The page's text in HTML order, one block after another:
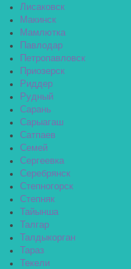
Лисаковск
Макинск
Мамлютка
Павлодар
Петропавловск
Приозерск
Риддер
Рудный
Сарань
Сарыагаш
Сатпаев
Семей
Сергеевка
Серебрянск
Степногорск
Степняк
Тайынша
Талгар
Талдыкорган
Тараз
Текели